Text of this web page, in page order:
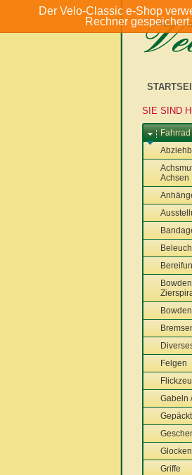
Der Velo-Classic e-Shop
Rechner
SIE SIND
Fahrrad
Achsen
Felgen
Gabeln
Griffe